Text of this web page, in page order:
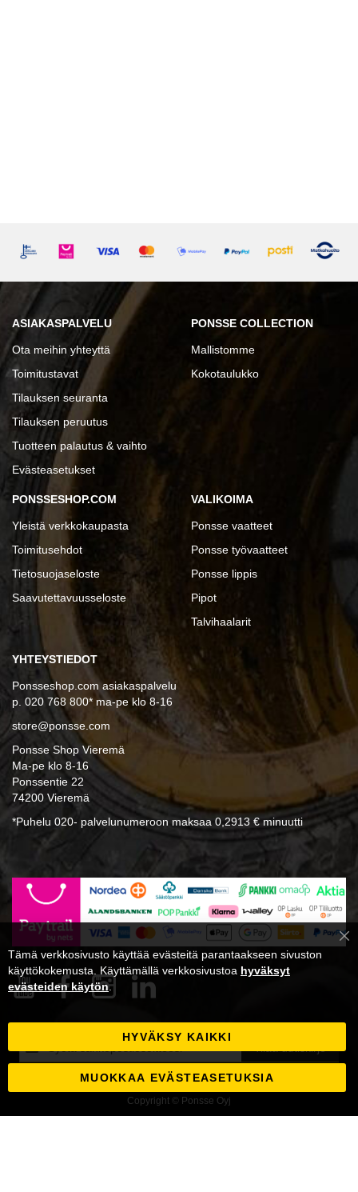
ASIAKASPALVELU
Ota meihin yhteyttä
Toimitustavat
Tilauksen seuranta
Tilauksen peruutus
Tuotteen palautus & vaihto
Evästeasetukset
PONSSE COLLECTION
Mallistomme
Kokotaulukko
PONSSESHOP.COM
Yleistä verkkokaupasta
Toimitusehdot
Tietosuojaseloste
Saavutettavuusseloste
VALIKOIMA
Ponsse vaatteet
Ponsse työvaatteet
Ponsse lippis
Pipot
Talvihaalarit
YHTEYSTIEDOT
Ponsseshop.com asiakaspalvelu
p. 020 768 800* ma-pe klo 8-16
store@ponsse.com
Ponsse Shop Vieremä
Ma-pe klo 8-16
Ponssentie 22
74200 Vieremä
*Puhelu 020- palvelunumeroon maksaa 0,2913 € minuutti
uutiskirjeemme:
Copyright © Ponsse Oyj
Tämä verkkosivusto käyttää evästeitä parantaakseen sivuston
käyttökokemusta. Käyttämällä verkkosivustoa hyväksyt
evästeiden käytön.
HYVÄKSY KAIKKI
MUOKKAA EVÄSTEASETUKSIA